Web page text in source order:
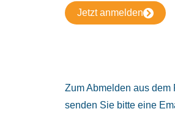
Jetzt anmelden
Zum Abmelden aus dem
senden Sie bitte eine